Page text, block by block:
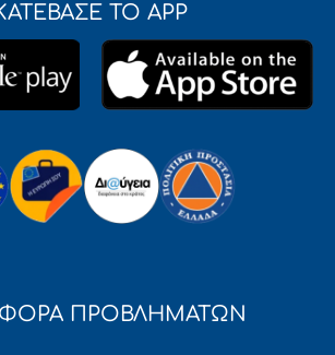
ΤΟ APP
ΠΡΟΒΛΗΜΑΤΩΝ